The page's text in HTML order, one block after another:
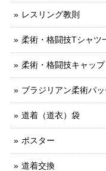
レスリング教則
柔術・格闘技Tシャツ
柔術・格闘技キャップ
ブラジリアン柔術パッ
道着（道衣）袋
ポスター
道着交換